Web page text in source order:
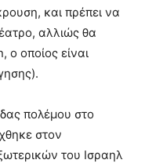
και πρέπει να
αλλιώς θα
οποίος είναι
πολέμου στο
στον
του Ισραηλ